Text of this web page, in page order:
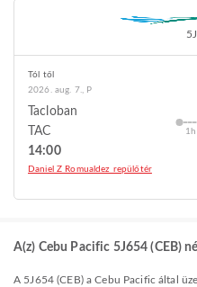
Tól től
2026. aug. 7., P
Tacloban
TAC
14:00
Daniel Z Romualdez repülőtér
A(z) Cebu Pacific 5J654 (CEB)
A 5J654(CEB) aCebu Pacific által